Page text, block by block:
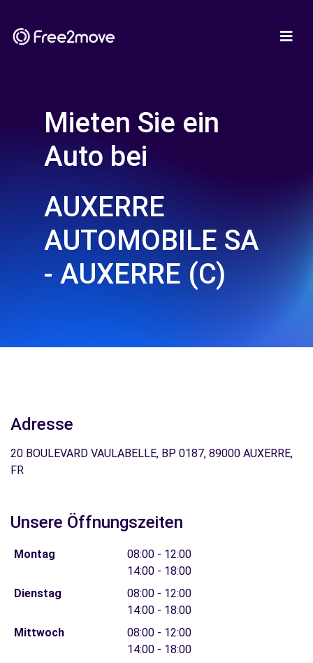
Mieten Sie ein
Auto bei
AUXERRE
AUTOMOBILE SA
- AUXERRE (C)
Adresse
20 BOULEVARD VAULABELLE, BP 0187, 89000 AUXERRE,
FR
Unsere Öffnungszeiten
Montag
08:00 - 12:00
14:00 - 18:00
Dienstag
08:00 - 12:00
14:00 - 18:00
Mittwoch
08:00 - 12:00
14:00 - 18:00